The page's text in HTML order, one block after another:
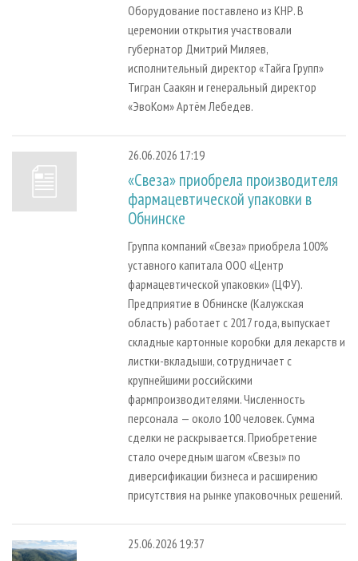
Оборудование поставлено из КНР. В
церемонии открытия участвовали
губернатор Дмитрий Миляев,
исполнительный директор «Тайга Групп»
Тигран Саакян и генеральный директор
«ЭвоКом» Артём Лебедев.
26.06.2026 17:19
«Свеза» приобрела производителя
фармацевтической упаковки в
Обнинске
Группа компаний «Свеза» приобрела 100%
уставного капитала ООО «Центр
фармацевтической упаковки» (ЦФУ).
Предприятие в Обнинске (Калужская
область) работает с 2017 года, выпускает
складные картонные коробки для лекарств и
листки-вкладыши, сотрудничает с
крупнейшими российскими
фармпроизводителями. Численность
персонала — около 100 человек. Сумма
сделки не раскрывается. Приобретение
стало очередным шагом «Свезы» по
диверсификации бизнеса и расширению
присутствия на рынке упаковочных решений.
25.06.2026 19:37